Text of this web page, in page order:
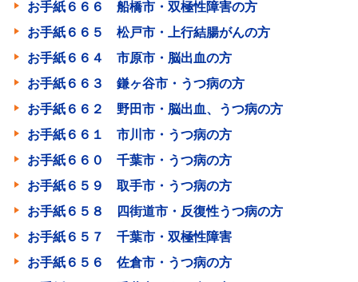
お手紙６６６ 船橋市・双極性障害の方
お手紙６６５ 松戸市・上行結腸がんの方
お手紙６６４ 市原市・脳出血の方
お手紙６６３ 鎌ヶ谷市・うつ病の方
お手紙６６２ 野田市・脳出血、うつ病の方
お手紙６６１ 市川市・うつ病の方
お手紙６６０ 千葉市・うつ病の方
お手紙６５９ 取手市・うつ病の方
お手紙６５８ 四街道市・反復性うつ病の方
お手紙６５７ 千葉市・双極性障害
お手紙６５６ 佐倉市・うつ病の方